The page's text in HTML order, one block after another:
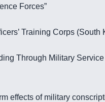
Forces”
Training Corps (South
Through Military
effects of military